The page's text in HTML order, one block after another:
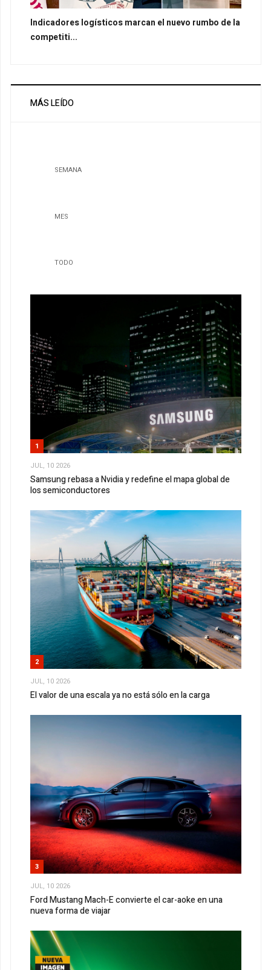
Indicadores logísticos marcan el nuevo rumbo de la
competiti...
MÁS LEÍDO
SEMANA
MES
TODO
1
JUL, 10 2026
Samsung rebasa a Nvidia y redefine el mapa global de
los semiconductores
2
JUL, 10 2026
El valor de una escala ya no está sólo en la carga
3
JUL, 10 2026
Ford Mustang Mach-E convierte el car-aoke en una
nueva forma de viajar